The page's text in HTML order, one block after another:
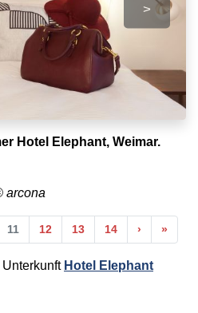
>
Hotel Elephant, Weimar.
arcona
11 12 13 14 ›Nächste
»Ende
Hotel Elephant